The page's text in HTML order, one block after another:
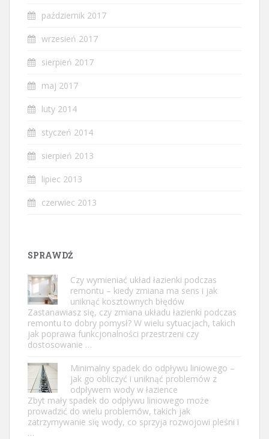
październik 2017
wrzesień 2017
sierpień 2017
maj 2017
luty 2014
styczeń 2014
sierpień 2013
lipiec 2013
czerwiec 2013
SPRAWDŹ
Czy wymieniać układ łazienki podczas
remontu – kiedy zmiana ma sens i jak
uniknąć kosztownych błędów
Zastanawiasz się, czy zmiana układu łazienki podczas
remontu to dobry pomysł? W wielu sytuacjach, takich
jak poprawa funkcjonalności przestrzeni czy
dostosowanie …
Minimalny spadek do odpływu liniowego –
jak go obliczyć i uniknąć problemów z
odpływem wody w łazience
Zbyt mały spadek do odpływu liniowego może
prowadzić do wielu problemów, takich jak
zatrzymywanie się wody, co sprzyja rozwojowi pleśni i
…